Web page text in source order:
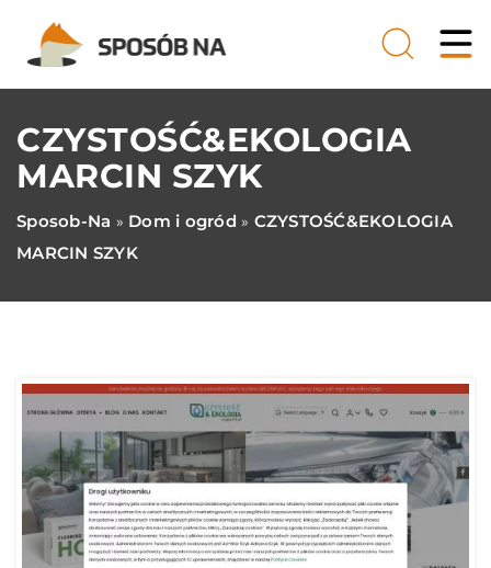
CZYSTOŚĆ&EKOLOGIA
MARCIN SZYK
Sposob-Na » Dom i ogród » CZYSTOŚĆ&EKOLOGIA
MARCIN SZYK